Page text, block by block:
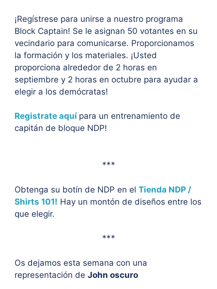
¡Regístrese para unirse a nuestro programa
Block Captain! Se le asignan 50 votantes en su
vecindario para comunicarse. Proporcionamos
la formación y los materiales. ¡Usted
proporciona alrededor de 2 horas en
septiembre y 2 horas en octubre para ayudar a
elegir a los demócratas!
Registrate aquí para un entrenamiento de
capitán de bloque NDP!
***
Obtenga su botín de NDP en el Tienda NDP /
Shirts 101! Hay un montón de diseños entre los
que elegir.
***
Os dejamos esta semana con una
representación de John oscuro